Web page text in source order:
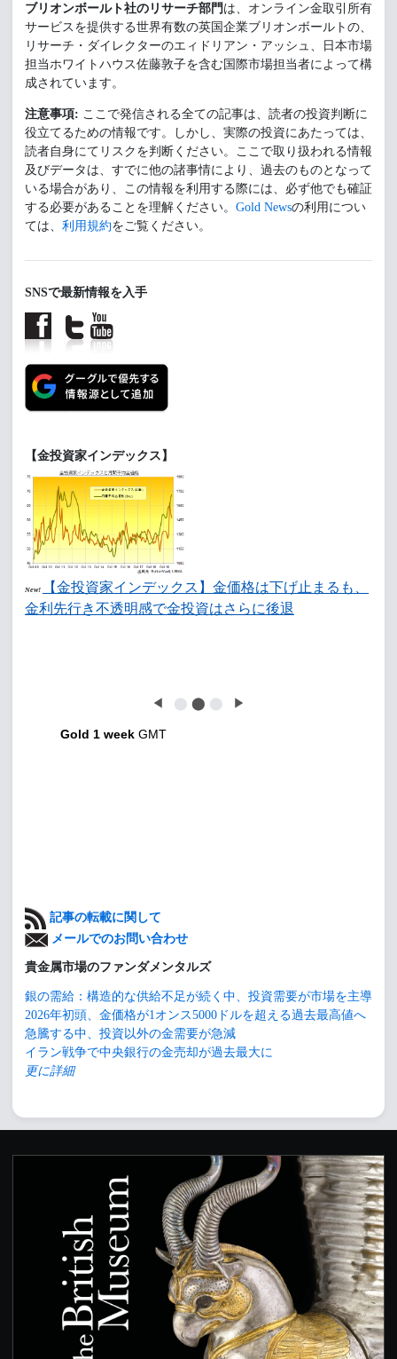
ブリオンボールト社のリサーチ部門 は、オンライン金取引所有
サービスを提供する世界有数の英国企業ブリオンボールトの、
リサーチ・ダイレクターのエィドリアン・アッシュ、日本市場
担当ホワイトハウス佐藤敦子を含む国際市場担当者によって構
成されています。
注意事項: ここで発信される全ての記事は、読者の投資判断に
役立てるための情報です。しかし、実際の投資にあたっては、
読者自身にてリスクを判断ください。ここで取り扱われる情報
及びデータは、すでに他の諸事情により、過去のものとなって
いる場合があり、この情報を利用する際には、必ず他でも確証
する必要があることを理解ください。 Gold Newsの利用につい
ては、 利用規約をご覧ください。
SNSで最新情報を入手
【金投資家インデックス】
New!
【金投資家インデックス】金価格は下げ止まるも、
金利先行き不透明感で金投資はさらに後退
◀ ⬤ ⬤ ⬤ ▶
Gold 1 week GMT
記事の転載に関して
メールでのお問い合わせ
貴金属市場のファンダメンタルズ
銀の需給：構造的な供給不足が続く中、投資需要が市場を主導
2026年初頭、金価格が1オンス5000ドルを超える過去最高値へ
急騰する中、投資以外の金需要が急減
イラン戦争で中央銀行の金売却が過去最大に
更に詳細